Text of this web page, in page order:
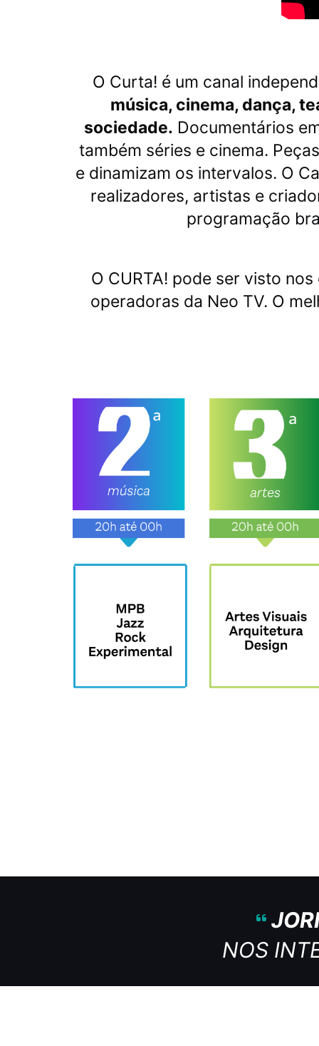
O Curta! é um canal
música, cinema, dança,
sociedade. Documentários
também séries e cinema.
e dinamizam os intervalos. O
realizadores, artistas e
programação
O CURTA! pode ser visto
operadoras da Neo TV. O
NOS